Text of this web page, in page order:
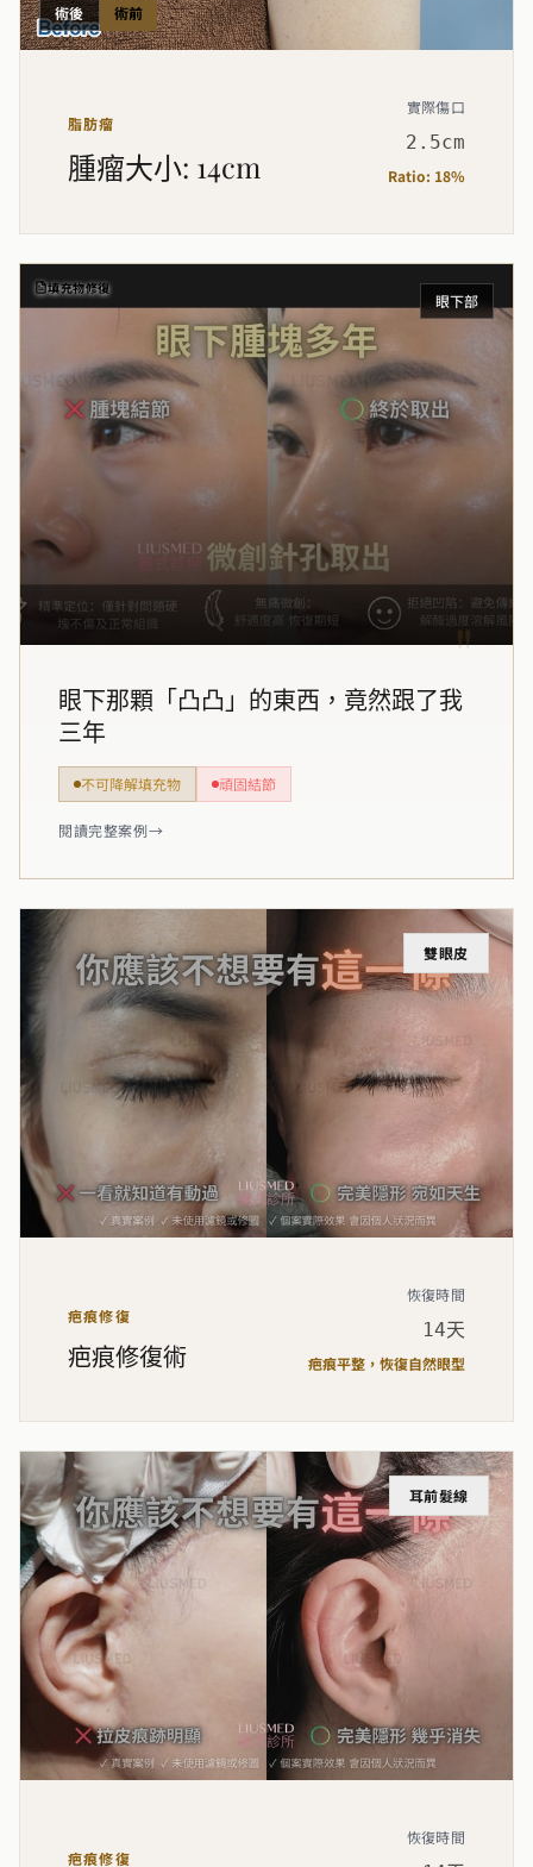
術後 術前
脂肪瘤
腫瘤大小: 14cm
實際傷口
2.5cm
Ratio: 18%
填充物修復
眼下部
"
眼下那顆「凸凸」的東西，竟然跟了我
三年
不可降解填充物 頑固結節
閱讀完整案例→
雙眼皮
疤痕修復
疤痕修復術
恢復時間
14天
疤痕平整，恢復自然眼型
耳前髮線
疤痕修復
恢復時間